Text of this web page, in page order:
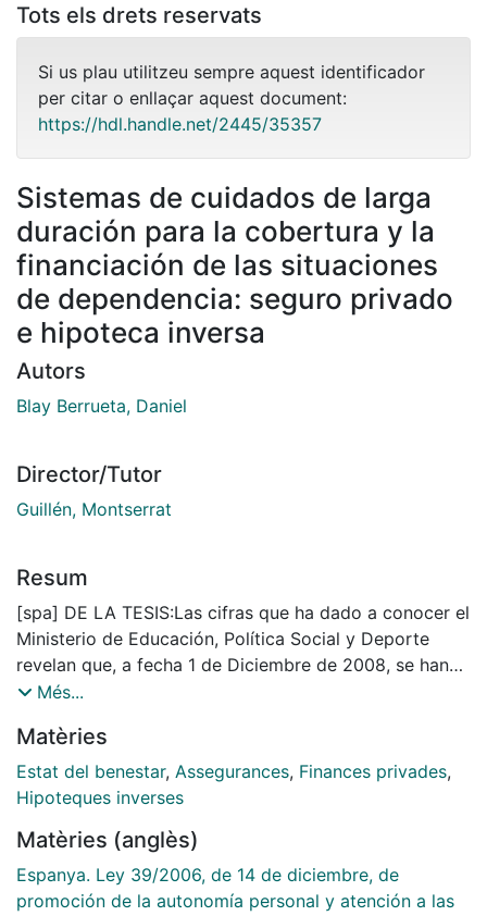
Tots els drets reservats
Si us plau utilitzeu sempre aquest identificador
per citar o enllaçar aquest document:
https://hdl.handle.net/2445/35357
Sistemas de cuidados de larga
duración para la cobertura y la
financiación de las situaciones
de dependencia: seguro privado
e hipoteca inversa
Autors
Blay Berrueta, Daniel
Director/Tutor
Guillén, Montserrat
Resum
[spa] DE LA TESIS:Las cifras que ha dado a conocer el
Ministerio de Educación, Política Social y Deporte
revelan que, a fecha 1 de Diciembre de 2008, se han
recibido 684.525 solicitudes de valoración de la
evaluaciones (un 85,72% sobre el total de las
peticiones tramitadas), y se han formulado un total de
554.822 dictámenes (un 81,05%). Del informe también
derecho a prestación asciende a 422.846 personas (el
76,21% de los dictámenes formulados), de las cuales,
el 83,00% se encuentran en situación de dependencia
Més...
Matèries
Estat del benestar, Assegurances, Finances privades,
Hipoteques inverses
Matèries (anglès)
Espanya. Ley 39/2006, de 14 de diciembre, de
promoción de la autonomía personal y atención a las